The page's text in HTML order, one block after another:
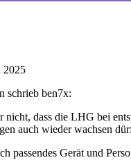
2025
schrieb ben7x:
nicht, dass die LHG bei
auch wieder wachsen
passendes Gerät und